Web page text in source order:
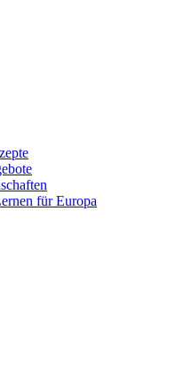
für Europa